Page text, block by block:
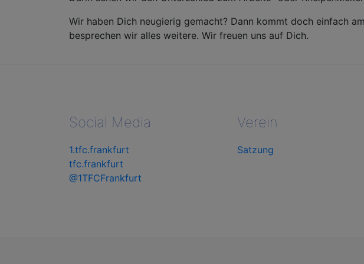
Wir haben Dich neugierig gemacht? Dann kommt doch einfach
besprechen wir alles weitere. Wir freuen uns auf Dich.
Social Media
1.tfc.frankfurt
tfc.frankfurt
@1TFCFrankfurt
Verein
Satzung